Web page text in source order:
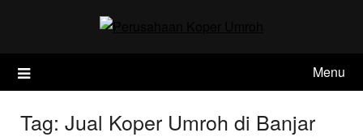
Menu
Tag: Jual Koper Umroh di Banjar